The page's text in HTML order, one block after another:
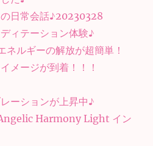
日常会話♪20230328
ィテーション体験♪
ネルギーの解放が超簡単！
メージが到着！！！
ーションが上昇中♪
Harmony Light イン